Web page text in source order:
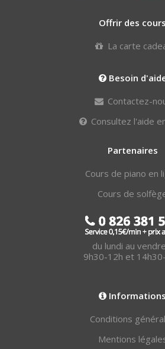
Offrir des cours
La carte
Besoin
Contactez-
Consultez l'aide
Partenaires
Cours de piano en
Cours de
du lundi au
9h30-12h et
Informations
Conditions
Mentions